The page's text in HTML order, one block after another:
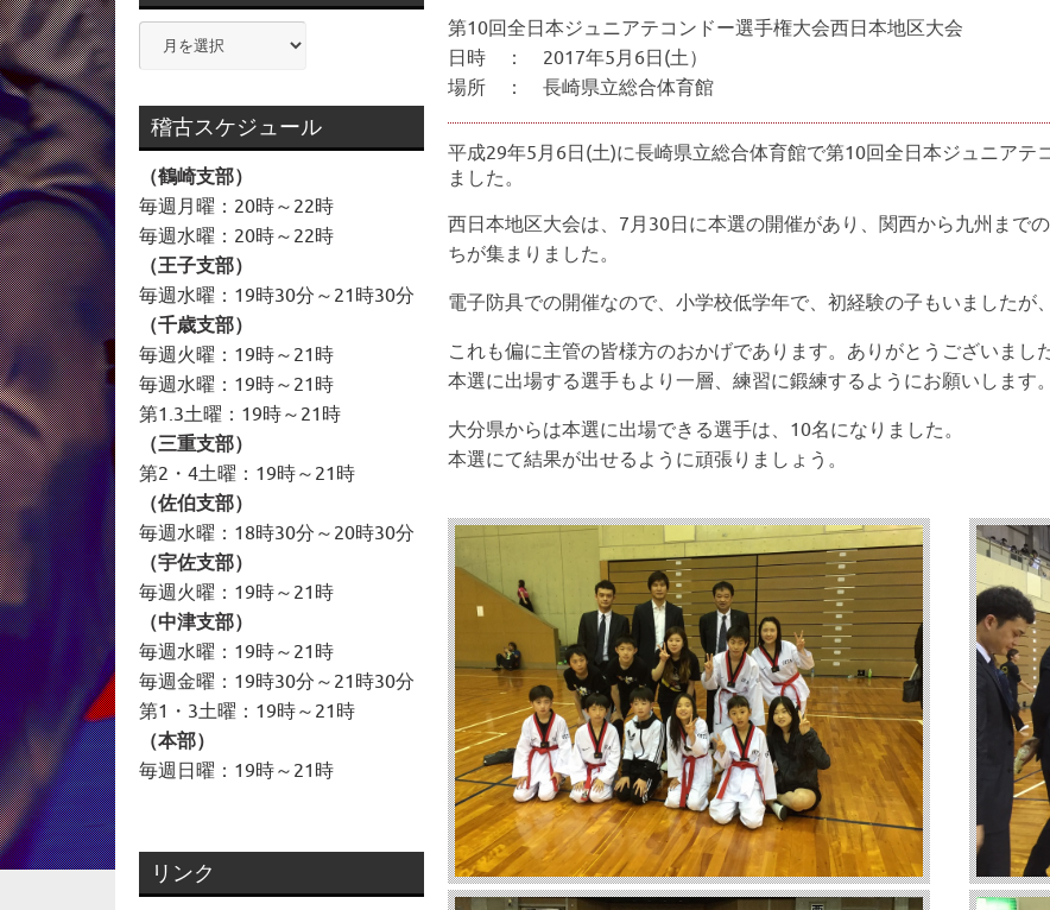
第10回全日本ジュニアテコンドー選手権大会西日本地区大会
日時 ： 2017年5月6日(土）
場所 ： 長崎県立総合体育館
平成29年5月6日(土)に長崎県立総合体育館で第10回全日本ジュニア
ました。
西日本地区大会は、7月30日に本選の開催があり、関西から九州まで
ちが集まりました。
電子防具での開催なので、小学校低学年で、初経験の子もいましたが
これも偏に主管の皆様方のおかげであります。ありがとうございました
本選に出場する選手もより一層、練習に鍛練するようにお願いします。
大分県からは本選に出場できる選手は、10名になりました。
本選にて結果が出せるように頑張りましょう。
ー
イ
ブ
稽古スケジュール
（鶴崎支部）
毎週月曜：20時～22時
毎週水曜：20時～22時
（王子支部）
毎週水曜：19時30分～21時30分
（千歳支部）
毎週火曜：19時～21時
毎週水曜：19時～21時
第1.3土曜：19時～21時
（三重支部）
第2・4土曜：19時～21時
（佐伯支部）
毎週水曜：18時30分～20時30分
（宇佐支部）
毎週火曜：19時～21時
（中津支部）
毎週水曜：19時～21時
毎週金曜：19時30分～21時30分
第1・3土曜：19時～21時
（本部）
毎週日曜：19時～21時
リンク